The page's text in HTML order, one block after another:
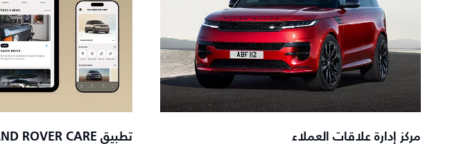
مركز إدارة علاقات العملاء تطبيق LAND ROVER CARE